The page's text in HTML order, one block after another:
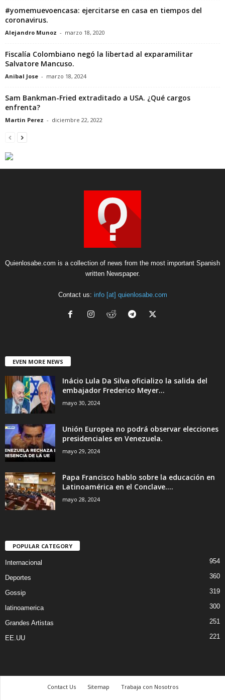
#yomemuevoencasa: ejercitarse en casa en tiempos del
coronavirus.
Alejandro Munoz - marzo 18, 2020
Fiscalía Colombiano negó la libertad al exparamilitar
Salvatore Mancuso.
Anibal Jose - marzo 18, 2024
Sam Bankman-Fried extraditado a USA. ¿Qué cargos
enfrenta?
Martin Perez - diciembre 22, 2022
Quienlosabe.com is a collection of news from the most important Spanish
written Newspaper.
Contact us: info [at] quienlosabe.com
EVEN MORE NEWS
Inácio Lula Da Silva oficializo la salida del
embajador Frederico Meyer...
mayo 30, 2024
Unión Europea no podrá observar elecciones
presidenciales en Venezuela.
mayo 29, 2024
Papa Francisco hablo sobre la educación en
Latinoamérica en el Conclave....
mayo 28, 2024
POPULAR CATEGORY
Internacional 954
Deportes 360
Gossip 319
latinoamerica 300
Grandes Artistas 251
EE.UU 221
Contact Us Sitemap
Trabaja con Nosotros